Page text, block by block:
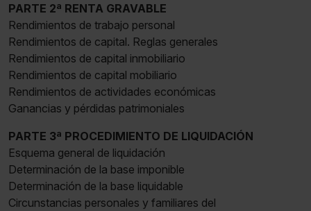
PARTE 2ª RENTA GRAVABLE
Rendimientos de trabajo personal
Rendimientos de capital. Reglas generales
Rendimientos de capital inmobiliario
Rendimientos de capital mobiliario
Rendimientos de actividades económicas
Ganancias y pérdidas patrimoniales
PARTE 3ª PROCEDIMIENTO DE LIQUIDACIÓN
Esquema general de liquidación
Determinación de la base imponible
Determinación de la base liquidable
Circunstancias personales y familiares del